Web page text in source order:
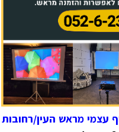
עצמי מראש העין/רחובות